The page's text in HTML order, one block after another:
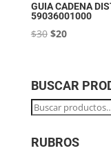
GUIA CADENA
59036001000
$30 El
era:
$30.
$20El
es:
$20.
BUSCAR
Buscar
RUBROS